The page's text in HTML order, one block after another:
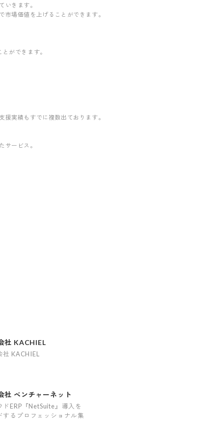
いきます。
場価値を上げることができます。
ができます。
実績もすでに複数出ております。
サービス。
社 KACHIEL
社 KACHIEL
社 ベンチャーネット
ドERP『NetSuite』導入を
するプロフェッショナル集